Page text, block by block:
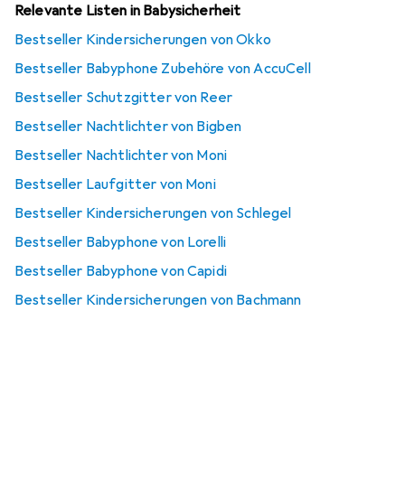
Relevante Listen in Babysicherheit
Bestseller Kindersicherungen von Okko
Bestseller Babyphone Zubehöre von AccuCell
Bestseller Schutzgitter von Reer
Bestseller Nachtlichter von Bigben
Bestseller Nachtlichter von Moni
Bestseller Laufgitter von Moni
Bestseller Kindersicherungen von Schlegel
Bestseller Babyphone von Lorelli
Bestseller Babyphone von Capidi
Bestseller Kindersicherungen von Bachmann